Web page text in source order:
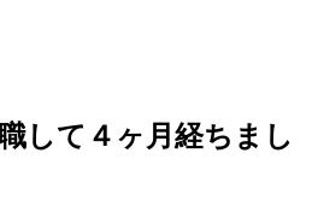
して４ヶ月経ちまし